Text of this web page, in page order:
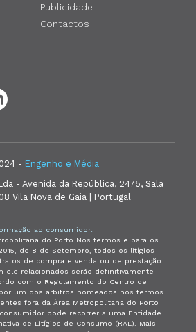
Publicidade
Contactos
- Engenho e Média
- Avenida da República, 2475, Sala
Vila Nova de Gaia | Portugal
ao consumidor:
do Porto Nos termos e para os
de 8 de Setembro, todos os litígios
de compra e venda ou de prestação
ele relacionados serão definitivamente
com o Regulamento do Centro de
um dos árbitros nomeados nos termos
fora da Área Metropolitana do Porto
pode recorrer a uma Entidade
de Litígios de Consumo (RAL). Mais